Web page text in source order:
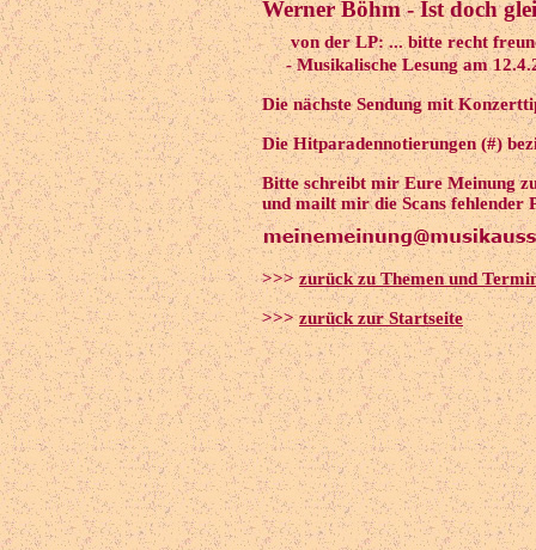
Werner Böhm - Ist doch
von der LP: ... bitte recht
- Musikalische Lesung am
Die nächste Sendung mit
Die Hitparadennotierungen (#)
Bitte schreibt mir Eure Meinung
und mailt mir die Scans fehlender
>>>zurück zu Themen und
>>>zurück zur Startseite